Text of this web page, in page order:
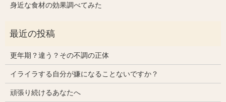
身近な食材の効果調べてみた
更年期？違う？その不調の正体
イライラする自分が嫌になることないですか？
頑張り続けるあなたへ